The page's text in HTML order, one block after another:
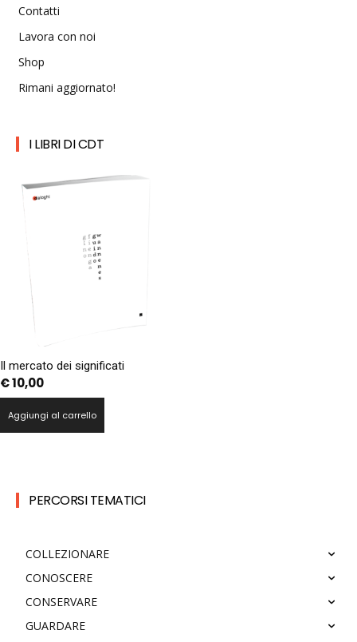
Contatti
Lavora con noi
Shop
Rimani aggiornato!
I LIBRI DI CDT
Il mercato dei significati
€10,00
Aggiungi al carrello
PERCORSI TEMATICI
COLLEZIONARE
CONOSCERE
CONSERVARE
GUARDARE